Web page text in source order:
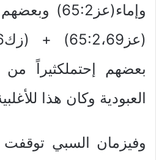
بعضهم إحتملكثيراً
العبودية وكان هذا
وفيزمان السبي توقفت